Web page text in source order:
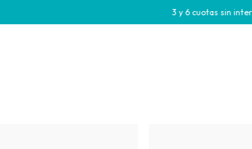
3 y 6 cuotas sin interés